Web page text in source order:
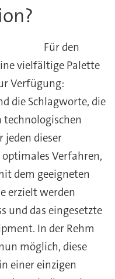
Für den
vielfältige Palette
Verfügung:
die Schlagworte, die
technologischen
jeden dieser
optimales Verfahren,
dem geeigneten
erzielt werden
und das eingesetzte
In der Rehm
möglich, diese
einer einzigen